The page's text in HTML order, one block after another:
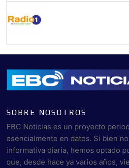
SOBRE NOSOTROS
EBC Noticias es un proyecto
esencialmente en datos. Si bien
informativa diaria, hemos optado
que, desde hace ya varios años,